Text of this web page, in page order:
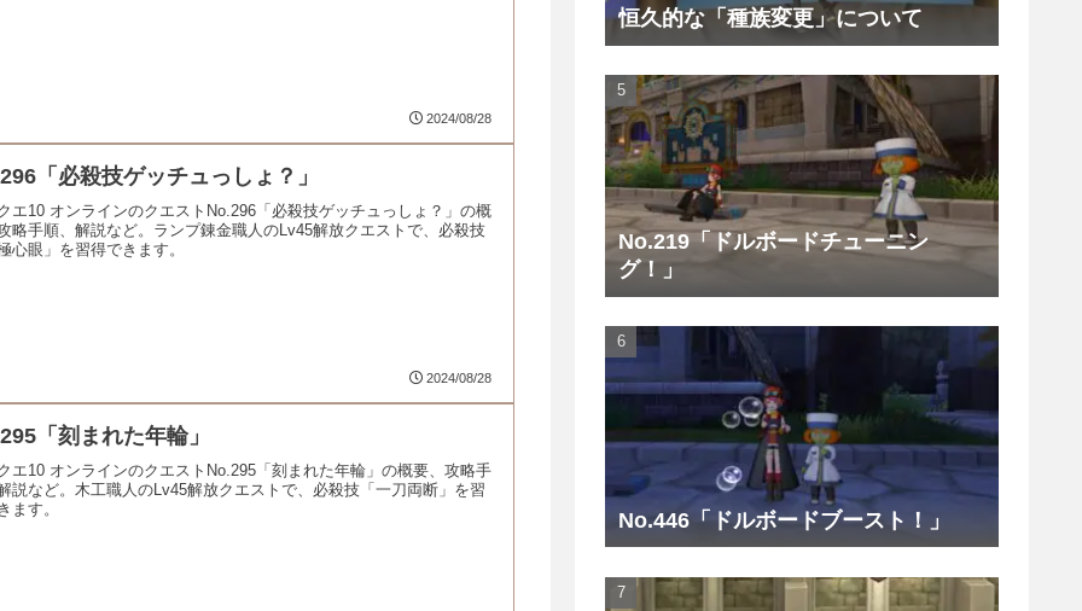
2024/08/28
「必殺技ゲッチュっしょ？」
エ10 オンラインのクエストNo.296「必殺技ゲッチュっしょ？」の概
略手順、解説など。ランプ錬金職人のLv45解放クエストで、必殺技
心眼」を習得できます。
2024/08/28
「刻まれた年輪」
エ10 オンラインのクエストNo.295「刻まれた年輪」の概要、攻略手
説など。木工職人のLv45解放クエストで、必殺技「一刀両断」を習
ます。
恒久的な「種族変更」について
No.219「ドルボードチューニン
グ！」
No.446「ドルボードブースト！」